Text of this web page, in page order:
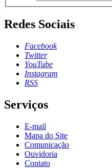
Redes Sociais
Facebook
Twitter
YouTube
Instagram
RSS
Serviços
E-mail
Mapa do Site
Comunicação
Ouvidoria
Contato